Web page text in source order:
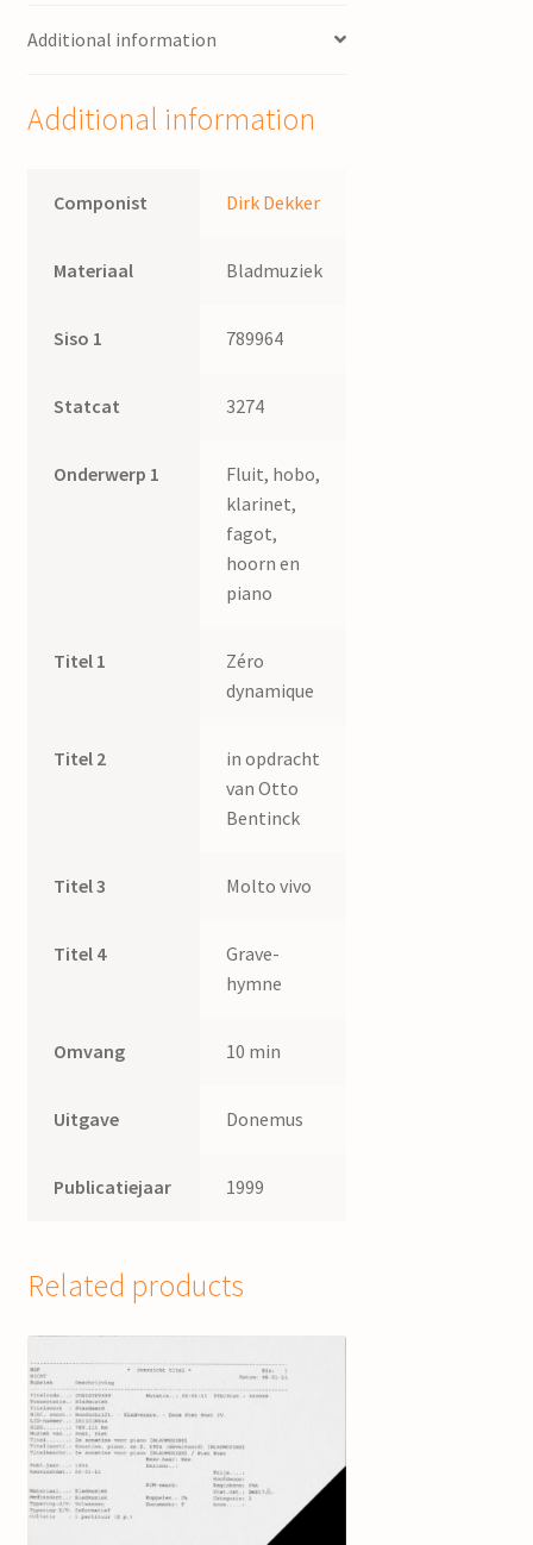
Additional information
Additional information
Componist Dirk Dekker
Materiaal Bladmuziek
Siso 1 789964
Statcat 3274
Onderwerp 1
Fluit, hobo,
klarinet,
fagot,
hoorn en
piano
Titel 1
Zéro
dynamique
Titel 2
in opdracht
van Otto
Bentinck
Titel 3 Molto vivo
Titel 4
Grave-
hymne
Omvang 10 min
Uitgave Donemus
Publicatiejaar 1999
Related products